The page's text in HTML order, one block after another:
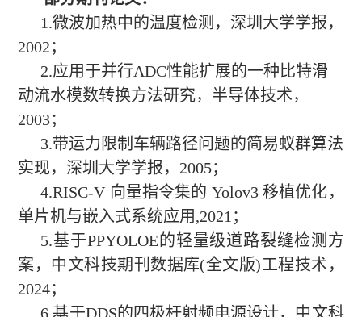
1.微波加热中的温度检测，深圳大学学报，
2002；
2.应用于并行ADC性能扩展的一种比特滑
动流水模数转换方法研究，半导体技术，
2003；
3.带运力限制车辆路径问题的简易蚁群算法
实现，深圳大学学报，2005；
4.RISC-V 向量指令集的 Yolov3 移植优化，
单片机与嵌入式系统应用,2021；
5.基于PPYOLOE的轻量级道路裂缝检测方
案，中文科技期刊数据库(全文版)工程技术，
2024；
6.基于DDS的四极杆射频电源设计，中文科